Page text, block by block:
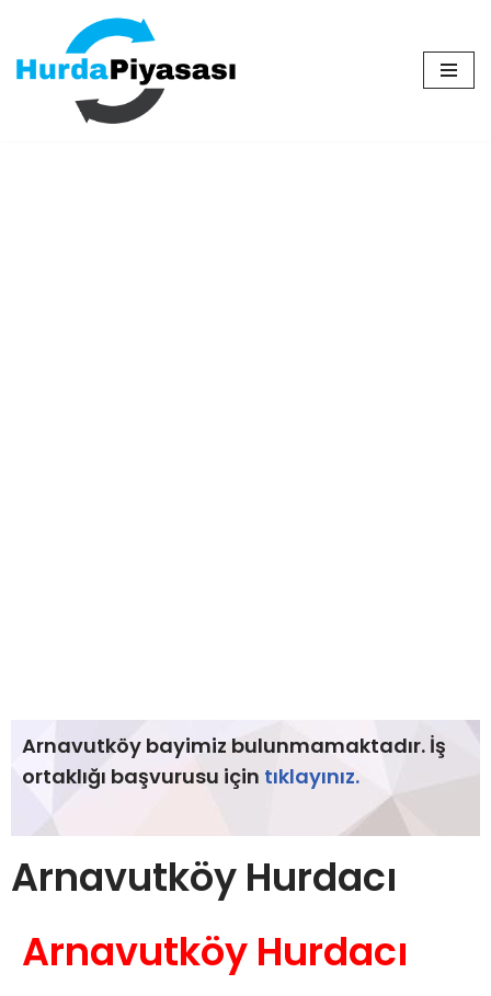
İçeriğe
geç
Arnavutköy bayimiz bulunmamaktadır. İş
ortaklığı başvurusu için tıklayınız.
Arnavutköy Hurdacı
Arnavutköy Hurdacı